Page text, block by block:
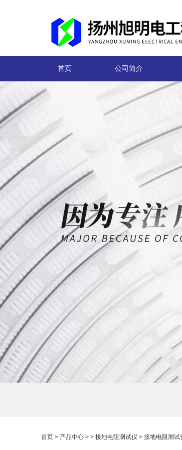
首页 公司简介
首页 > 产品中心 > > 接地电阻测试仪 > 接地电阻测试